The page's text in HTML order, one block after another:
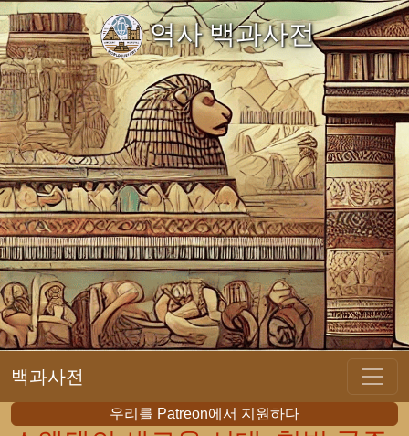
역사 백과사전
백과사전
우리를 Patreon에서 지원하다